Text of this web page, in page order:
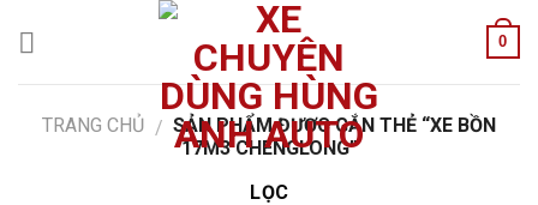
0
TRANG CHỦ / SẢN PHẨM ĐƯỢC GẮN THẺ “XE BỒN
17M3 CHENGLONG”
LỌC